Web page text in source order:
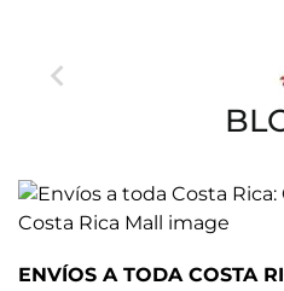

ENVÍOS A TODA COSTA